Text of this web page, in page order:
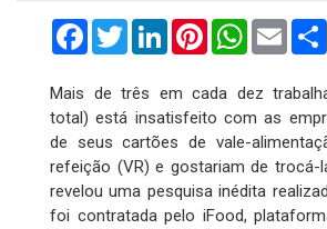
FacebookTwitterLinkedInPinterestWhatsApp
Email
Mais de três em cada dez
total) está insatisfeito com as
de seus cartões de vale-
refeição (VR) e gostariam de trocá-
revelou uma pesquisa inédita
foi contratada pelo iFood,